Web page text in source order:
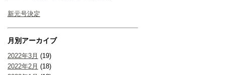
新元号決定
月別アーカイブ
2022年3月 (19)
2022年2月 (18)